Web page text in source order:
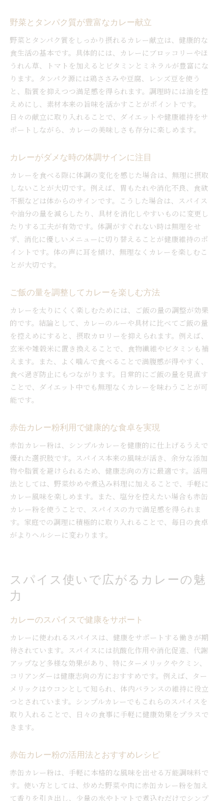
野菜とタンパク質が豊富なカレー献立
野菜とタンパク質をしっかり摂れるカレー献立は、健康的な
食生活の基本です。具体的には、カレーにブロッコリーやほ
うれん草、トマトを加えるとビタミンとミネラルが豊富にな
ります。タンパク源には鶏ささみや豆腐、レンズ豆を使う
と、脂質を抑えつつ満足感を得られます。調理時には油を控
えめにし、素材本来の旨味を活かすことがポイントです。
日々の献立に取り入れることで、ダイエットや健康維持をサ
ポートしながら、カレーの美味しさも存分に楽しめます。
カレーがダメな時の体調サインに注目
カレーを食べる際に体調の変化を感じた場合は、無理に摂取
しないことが大切です。例えば、胃もたれや消化不良、食欲
不振などは体からのサインです。こうした場合は、スパイス
や油分の量を減らしたり、具材を消化しやすいものに変更し
たりする工夫が有効です。体調がすぐれない時は無理をせ
ず、消化に優しいメニューに切り替えることが健康維持のポ
イントです。体の声に耳を傾け、無理なくカレーを楽しむこ
とが大切です。
ご飯の量を調整してカレーを楽しむ方法
カレーを太りにくく楽しむためには、ご飯の量の調整が効果
的です。結論として、カレーのルーや具材に比べてご飯の量
を控えめにすると、摂取カロリーを抑えられます。例えば、
玄米や雑穀米に置き換えることで、食物繊維やビタミンも補
えます。また、よく噛んで食べることで満腹感が得やすく、
食べ過ぎ防止にもつながります。日常的にご飯の量を見直す
ことで、ダイエット中でも無理なくカレーを味わうことが可
能です。
赤缶カレー粉利用で健康的な食卓を実現
赤缶カレー粉は、シンプルカレーを健康的に仕上げるうえで
優れた選択肢です。スパイス本来の風味が活き、余分な添加
物や脂質を避けられるため、健康志向の方に最適です。活用
法としては、野菜炒めや煮込み料理に加えることで、手軽に
カレー風味を楽しめます。また、塩分を控えたい場合も赤缶
カレー粉を使うことで、スパイスの力で満足感を得られま
す。家庭での調理に積極的に取り入れることで、毎日の食卓
がよりヘルシーに変わります。
スパイス使いで広がるカレーの魅
力
カレーのスパイスで健康をサポート
カレーに使われるスパイスは、健康をサポートする働きが期
待されています。スパイスには抗酸化作用や消化促進、代謝
アップなど多様な効果があり、特にターメリックやクミン、
コリアンダーは健康志向の方におすすめです。例えば、ター
メリックはウコンとして知られ、体内バランスの維持に役立
つとされています。シンプルカレーでもこれらのスパイスを
取り入れることで、日々の食事に手軽に健康効果をプラスで
きます。
赤缶カレー粉の活用法とおすすめレシピ
赤缶カレー粉は、手軽に本格的な風味を出せる万能調味料で
す。使い方としては、炒めた野菜や肉に赤缶カレー粉を加え
て香りを引き出し、少量の水やトマトで煮込むだけでシンプ